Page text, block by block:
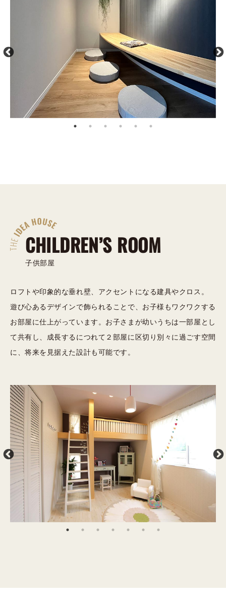
CHILDREN’S ROOM
子供部屋
ロフトや印象的な垂れ壁、アクセントになる建具やクロス。
遊び心あるデザインで飾られることで、お子様もワクワクする
お部屋に仕上がっています。お子さまが幼いうちは一部屋とし
て共有し、成長するにつれて２部屋に区切り別々に過ごす空間
に、将来を見据えた設計も可能です。